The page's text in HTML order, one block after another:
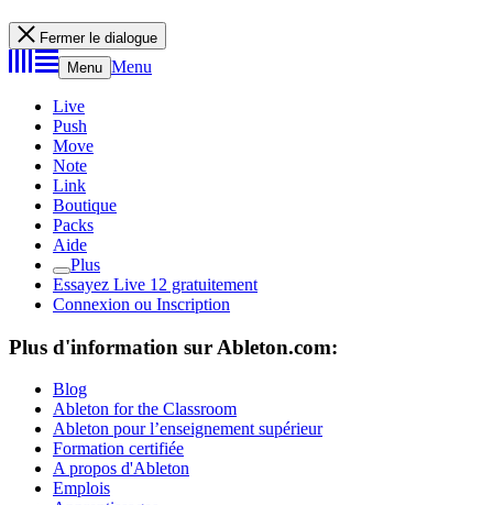
Fermer le dialogue
Menu Menu
Live
Push
Move
Note
Link
Boutique
Packs
Aide
Plus
Essayez Live 12 gratuitement
Connexion ou Inscription
Plus d'information sur Ableton.com:
Blog
Ableton for the Classroom
Ableton pour l’enseignement supérieur
Formation certifiée
A propos d'Ableton
Emplois